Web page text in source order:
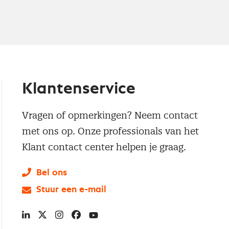
Klantenservice
Vragen of opmerkingen? Neem contact
met ons op. Onze professionals van het
Klant contact center helpen je graag.
Bel ons
Stuur een e-mail
LinkedIn
X Instagram
Facebook
YouTube